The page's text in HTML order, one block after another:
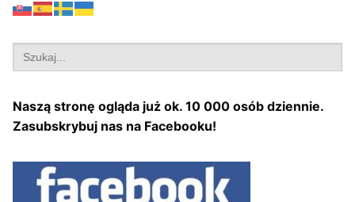
Search
for:
Naszą stronę ogląda już ok. 10 000 osób dziennie.
Zasubskrybuj nas na Facebooku!